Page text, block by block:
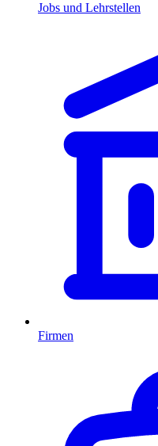
Jobs und Lehrstellen
Firmen